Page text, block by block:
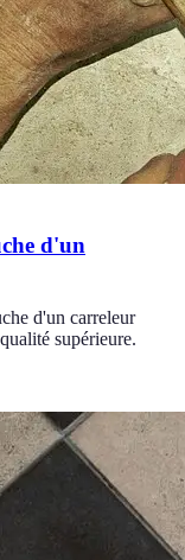
d'un
d'un carreleur
supérieure.